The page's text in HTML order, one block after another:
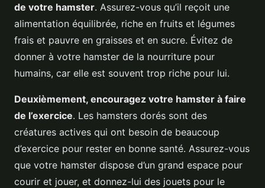
de votre hamster. Assurez-vous qu’il reçoit une
alimentation équilibrée, riche en fruits et légumes
frais et pauvre en graisses et en sucre. Évitez de
donner à votre hamster de la nourriture pour
humains, car elle est souvent trop riche pour lui.
Deuxièmement, encouragez votre hamster à faire
de l’exercice. Les hamsters dorés sont des
créatures actives qui ont besoin de beaucoup
d’exercice pour rester en bonne santé. Assurez-vous
que votre hamster dispose d’un grand espace pour
courir et jouer, et donnez-lui des jouets pour le